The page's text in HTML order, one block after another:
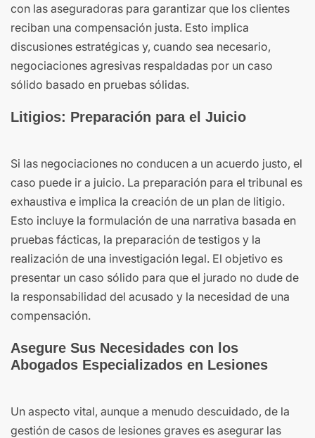
con las aseguradoras para garantizar que los clientes
reciban una compensación justa. Esto implica
discusiones estratégicas y, cuando sea necesario,
negociaciones agresivas respaldadas por un caso
sólido basado en pruebas sólidas.
Litigios: Preparación para el Juicio
Si las negociaciones no conducen a un acuerdo justo, el
caso puede ir a juicio. La preparación para el tribunal es
exhaustiva e implica la creación de un plan de litigio.
Esto incluye la formulación de una narrativa basada en
pruebas fácticas, la preparación de testigos y la
realización de una investigación legal. El objetivo es
presentar un caso sólido para que el jurado no dude de
la responsabilidad del acusado y la necesidad de una
compensación.
Asegure Sus Necesidades con los
Abogados Especializados en Lesiones
Un aspecto vital, aunque a menudo descuidado, de la
gestión de casos de lesiones graves es asegurar las